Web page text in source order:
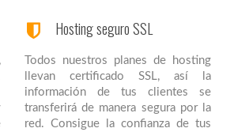
Hosting seguro SSL
Todos nuestros planes de hosting
llevan certificado SSL, así la
información de tus clientes se
transferirá de manera segura por la
red. Consigue la confianza de tus